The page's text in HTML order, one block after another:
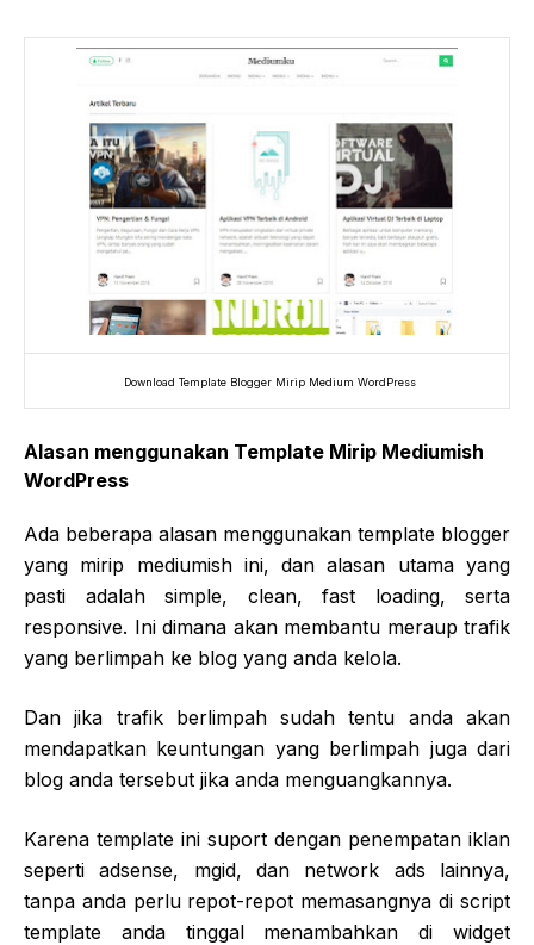
Download Template Blogger Mirip Medium WordPress
Alasan menggunakan Template Mirip Mediumish
WordPress
Ada beberapa alasan menggunakan template blogger
yang mirip mediumish ini, dan alasan utama yang
pasti adalah simple, clean, fast loading, serta
responsive. Ini dimana akan membantu meraup trafik
yang berlimpah ke blog yang anda kelola.
Dan jika trafik berlimpah sudah tentu anda akan
mendapatkan keuntungan yang berlimpah juga dari
blog anda tersebut jika anda menguangkannya.
Karena template ini suport dengan penempatan iklan
seperti adsense, mgid, dan network ads lainnya,
tanpa anda perlu repot-repot memasangnya di script
template anda tinggal menambahkan di widget